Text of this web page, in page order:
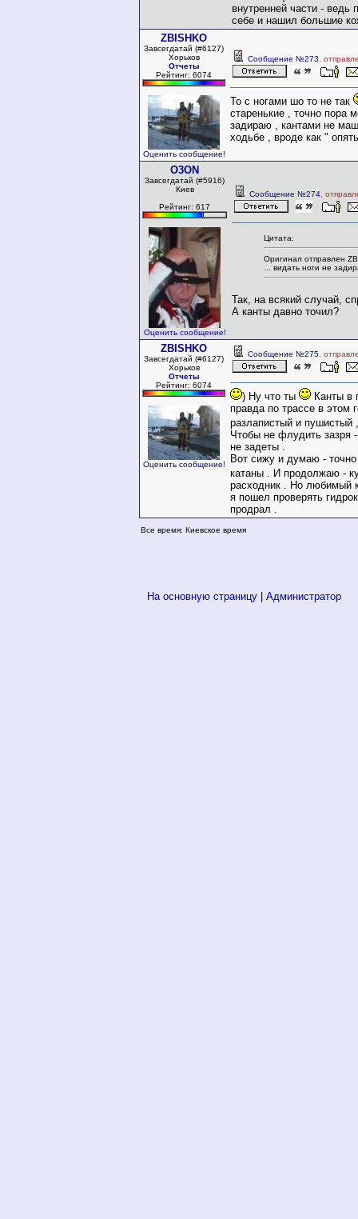
внутренней части -
себе и нашил большие
ZBISHKO
Завсегдатай (#6127)
Хорьков
Отчеты
Рейтинг: 6074
Оценить сообщение!
Сообщение №273 ,
То с ногами шо то не так
старенькие , точно пора
задираю , кантами не
ходьбе , вроде как "
O3ON
Завсегдатай (#5916)
Киев
Рейтинг: 617
Оценить сообщение!
Сообщение №274 ,
Цитата:
Оригинал отправлен
... видать ноги не
Так, на всякий случай,
А канты давно точил?
ZBISHKO
Завсегдатай (#6127)
Хорьков
Отчеты
Рейтинг: 6074
Оценить сообщение!
Сообщение №275 ,
) Ну что ты
Канты в
правда по трассе в этом
разлапистый и пушистый
Чтобы не флудить зазря
не задеты .
Вот сижу и думаю -
катаны . И продолжаю -
расходник . Но любимый
я пошел проверять
продрал .
Все время: Киевское время
На основную страницу Администратор